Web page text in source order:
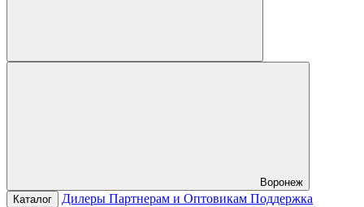
Воронеж
Каталог
Дилеры Партнерам и Оптовикам Поддержка